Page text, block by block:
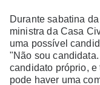
Durante sabatina
ministra da Casa
uma possível
"Não sou
candidato próprio,
pode haver uma